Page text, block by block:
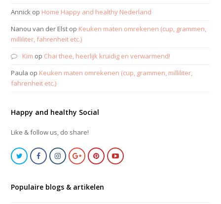
Annick op Home Happy and healthy Nederland
Nanou van der Elst op Keuken maten omrekenen (cup, grammen,
milliliter, fahrenheit etc.)
Kim op Chai thee, heerlijk kruidig en verwarmend!
Paula op Keuken maten omrekenen (cup, grammen, milliliter,
fahrenheit etc.)
Happy and healthy Social
Like & follow us, do share!
Populaire blogs & artikelen